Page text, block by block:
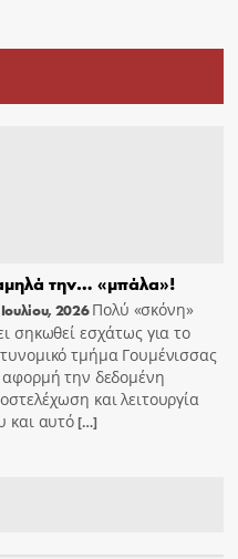
την… «μπάλα»!
2026Πολύ «σκόνη»
σηκωθεί εσχάτως για το
τμήμα Γουμένισσας
αφορμή την δεδομένη
και λειτουργία
και αυτό[…]